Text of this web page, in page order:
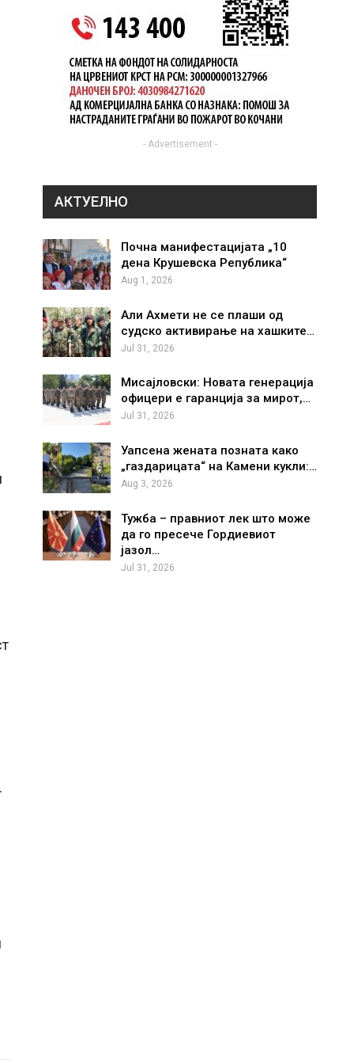
- Advertisement -
АКТУЕЛНО
Почна манифестацијата „10
дена Крушевска Република“
Aug 1, 2026
Али Ахмети не се плаши од
судско активирање на хашките…
Jul 31, 2026
Мисајловски: Новата генерација
офицери е гаранција за мирот,…
Jul 31, 2026
Уапсена жената позната како
„газдарицата“ на Камени кукли:…
Aug 3, 2026
Тужба – правниот лек што може
да го пресече Гордиевиот
јазол…
Jul 31, 2026